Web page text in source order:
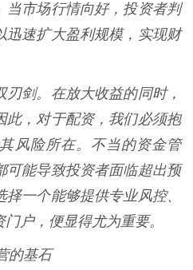
当市场行情向好，投资者判
迅速扩大盈利规模，实现财
剑。在放大收益的同时，
此，对于配资，我们必须抱
风险所在。不当的资金管
可能导致投资者面临超出预
一个能够提供专业风控、
户，便显得尤为重要。
的基石